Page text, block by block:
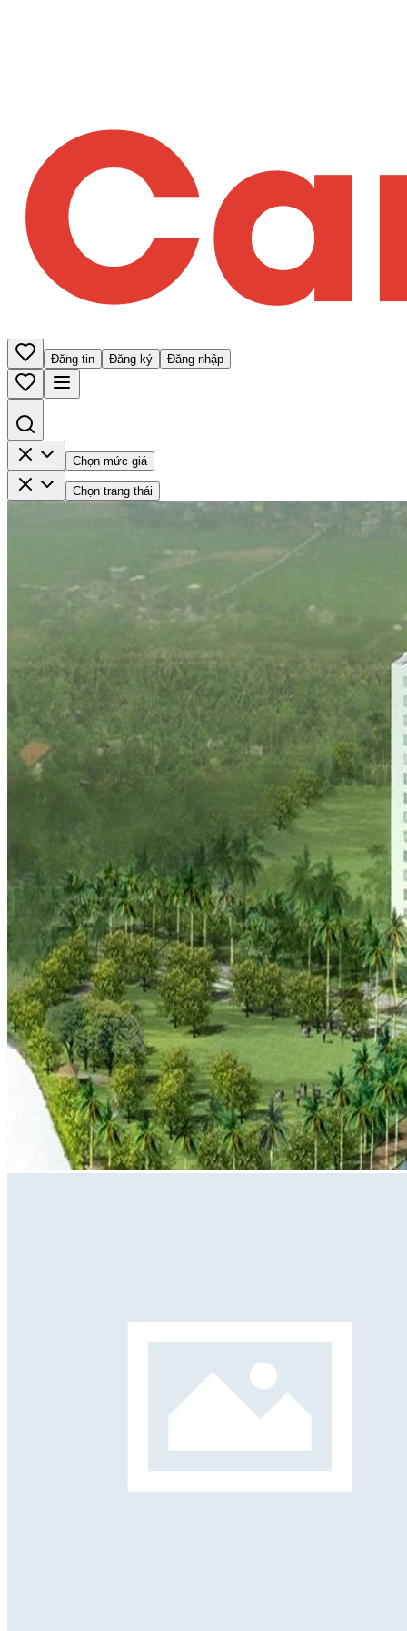
Đăng tin Đăng ký Đăng nhập
Chọn mức giá
Chọn trạng thái